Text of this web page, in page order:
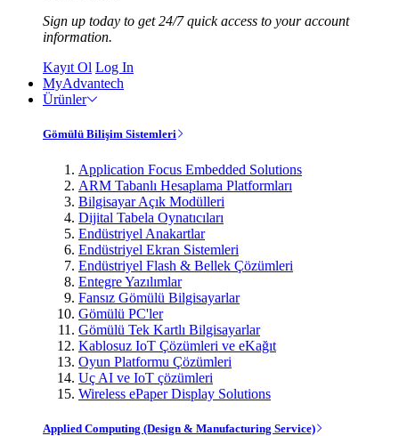
Sign up today to get 24/7 quick access to your account
information.
Kayıt Ol Log In
MyAdvantech
Ürünler
Gömülü Bilişim Sistemleri
Application Focus Embedded Solutions
ARM Tabanlı Hesaplama Platformları
Bilgisayar Açık Modülleri
Dijital Tabela Oynatıcıları
Endüstriyel Anakartlar
Endüstriyel Ekran Sistemleri
Endüstriyel Flash & Bellek Çözümleri
Entegre Yazılımlar
Fansız Gömülü Bilgisayarlar
Gömülü PC'ler
Gömülü Tek Kartlı Bilgisayarlar
Kablosuz IoT Çözümleri ve eKağıt
Oyun Platformu Çözümleri
Uç AI ve IoT çözümleri
Wireless ePaper Display Solutions
Applied Computing (Design & Manufacturing Service)